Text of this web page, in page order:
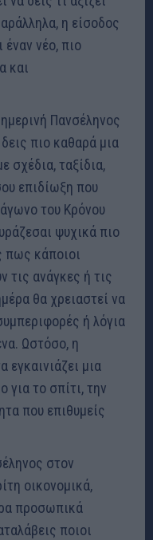
η είσοδος
έναν νέο, πιο
και
Πανσέληνος
πιο καθαρά μια
σχέδια, ταξίδια,
επιδίωξη που
του Κρόνου
ψυχικά πιο
πως κάποιοι
τις ανάγκες ή τις
θα χρειαστεί να
ή λόγια
Ωστόσο, η
εγκαινιάζει μια
για το σπίτι, την
που επιθυμείς
στον
οικονομικά,
προσωπικά
ποιοι